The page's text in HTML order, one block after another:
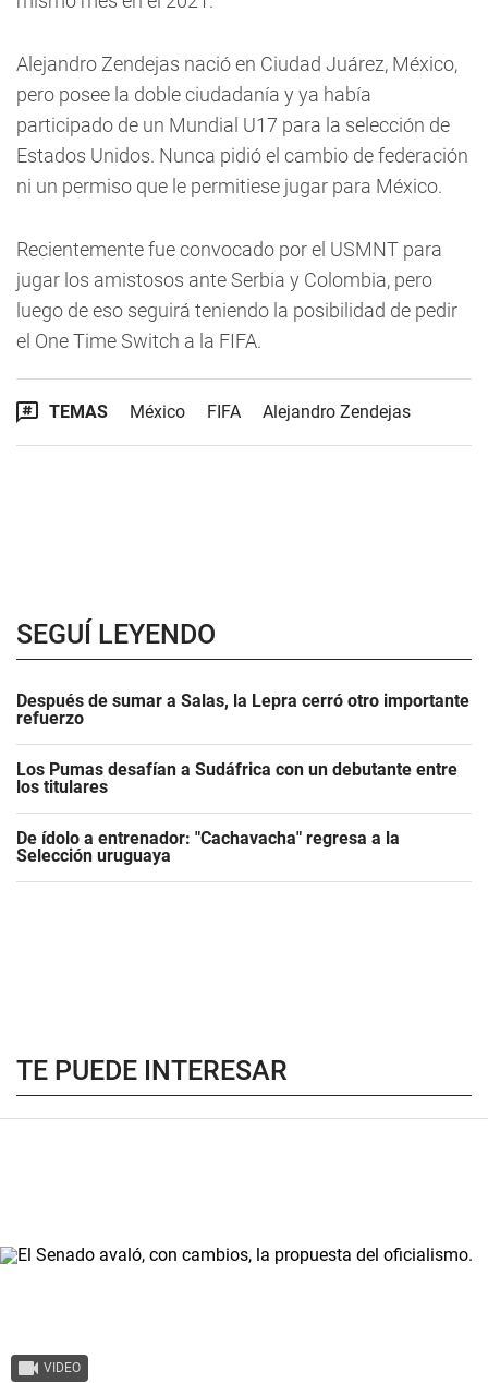
Alejandro Zendejas nació en Ciudad Juárez, México,
pero posee la doble ciudadanía y ya había
participado de un Mundial U17 para la selección de
Estados Unidos. Nunca pidió el cambio de federación
ni un permiso que le permitiese jugar para México.
Recientemente fue convocado por el USMNT para
jugar los amistosos ante Serbia y Colombia, pero
luego de eso seguirá teniendo la posibilidad de pedir
el One Time Switch a la FIFA.
TEMAS México FIFA Alejandro Zendejas
SEGUÍ LEYENDO
Después de sumar a Salas, la Lepra cerró otro importante
refuerzo
Los Pumas desafían a Sudáfrica con un debutante entre
los titulares
De ídolo a entrenador: "Cachavacha" regresa a la
Selección uruguaya
TE PUEDE INTERESAR
VIDEO